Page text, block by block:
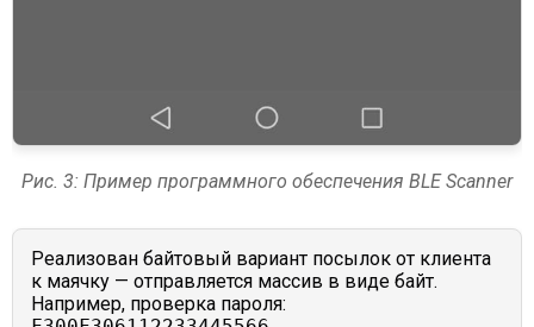
Рис. 3: Пример программного обеспечения BLE Scanner
Реализован байтовый вариант посылок от клиента
к маячку — отправляется массив в виде байт.
Например, проверка пароля: